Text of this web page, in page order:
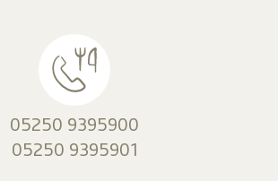
05250 9395900
05250 9395901